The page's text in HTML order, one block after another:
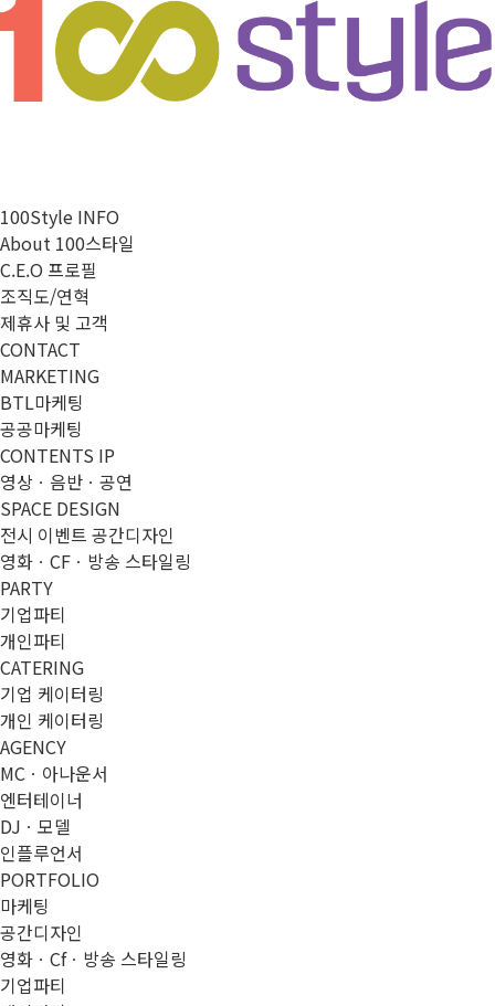
100Style INFO
About 100스타일
C.E.O 프로필
조직도/연혁
제휴사 및 고객
CONTACT
MARKETING
BTL마케팅
공공마케팅
CONTENTS IP
영상ㆍ음반ㆍ공연
SPACE DESIGN
전시 이벤트 공간디자인
영화ㆍCFㆍ방송 스타일링
PARTY
기업파티
개인파티
CATERING
기업 케이터링
개인 케이터링
AGENCY
MCㆍ아나운서
엔터테이너
DJㆍ모델
인플루언서
PORTFOLIO
마케팅
공간디자인
영화ㆍCfㆍ방송 스타일링
기업파티